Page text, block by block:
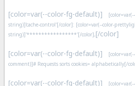
[color=var(--color-fg-default)]
string)]'cache-control'[/color]: [color=var(--color-
string)]'*****************'[/color],[/color]
[color=var(--color-fg-default)]
comment)]# Requests sorts cookies= alphabetically[/
[color=var(--color-fg-default)]